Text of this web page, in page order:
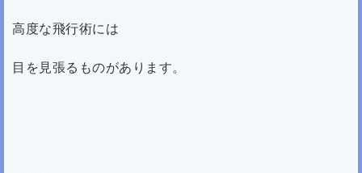
高度な飛行術には
目を見張るものがあります。